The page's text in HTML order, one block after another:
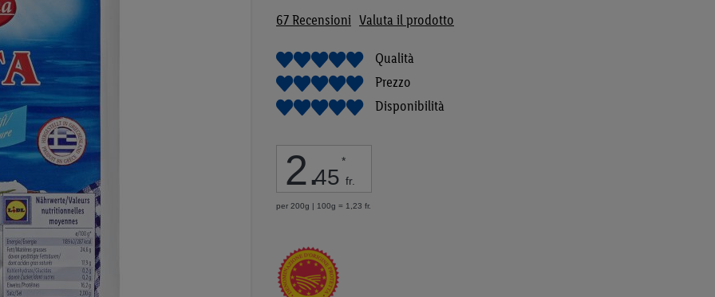
67Recensioni Valuta il prodotto
Qualità
Prezzo
Disponibilità
2.45
*
fr.
per 200g | 100g = 1,23 fr.
immagini